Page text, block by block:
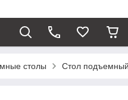
столы Стол